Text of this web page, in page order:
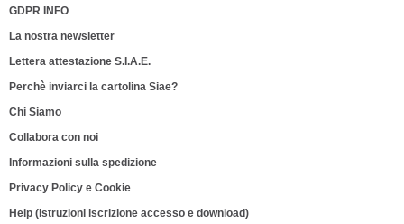
GDPR INFO
La nostra newsletter
Lettera attestazione S.I.A.E.
Perchè inviarci la cartolina Siae?
Chi Siamo
Collabora con noi
Informazioni sulla spedizione
Privacy Policy e Cookie
Help (istruzioni iscrizione accesso e download)